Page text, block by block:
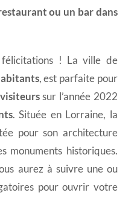
ou un bar dans
! La ville de
, est parfaite pour
sur l’année 2022
. Située en Lorraine, la
pour son architecture
monuments historiques.
aurez à suivre une ou
pour ouvrir votre